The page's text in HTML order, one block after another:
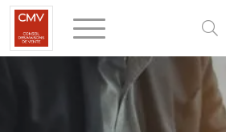
Panneau de gestion des cookies